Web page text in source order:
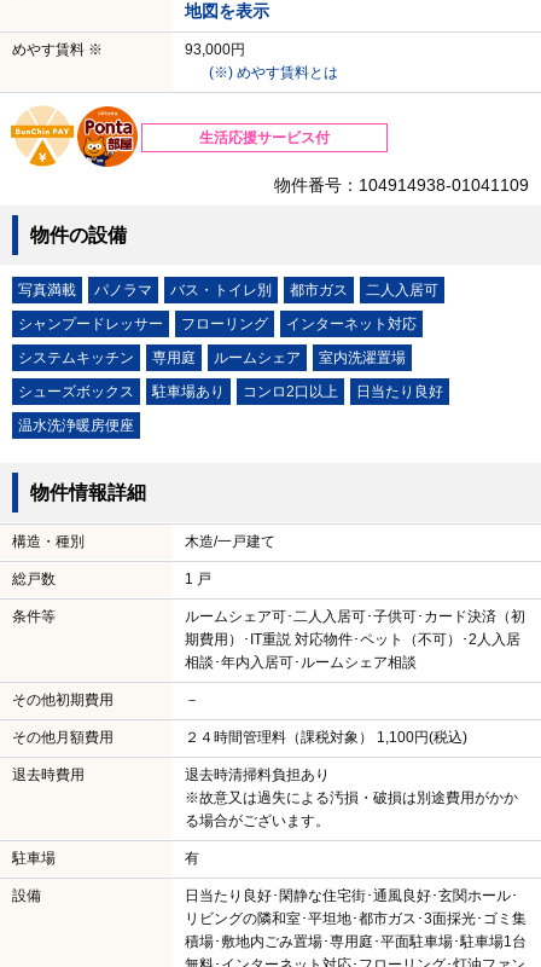
地図を表示
めやす賃料 ※
93,000円
(※) めやす賃料とは
生活応援サービス付
物件番号：104914938-01041109
物件の設備
写真満載 パノラマ バス・トイレ別 都市ガス
二人入居可
シャンプードレッサー
フローリング
インターネット対応
システムキッチン
専用庭 ルームシェア
室内洗濯置場
シューズボックス
駐車場あり コンロ2口以上
日当たり良好
温水洗浄暖房便座
物件情報詳細
構造・種別 木造/一戸建て
総戸数 1 戸
条件等
ルームシェア可･二人入居可･子供可･カード決済（初
期費用）･IT重説 対応物件･ペット（不可）･2人入居
相談･年内入居可･ルームシェア相談
その他初期費用 －
その他月額費用 ２４時間管理料（課税対象） 1,100円(税込)
退去時費用
退去時清掃料負担あり
※故意又は過失による汚損・破損は別途費用がかか
る場合がございます。
駐車場 有
設備
日当たり良好･閑静な住宅街･通風良好･玄関ホール･
リビングの隣和室･平坦地･都市ガス･3面採光･ゴミ集
積場･敷地内ごみ置場･専用庭･平面駐車場･駐車場1台